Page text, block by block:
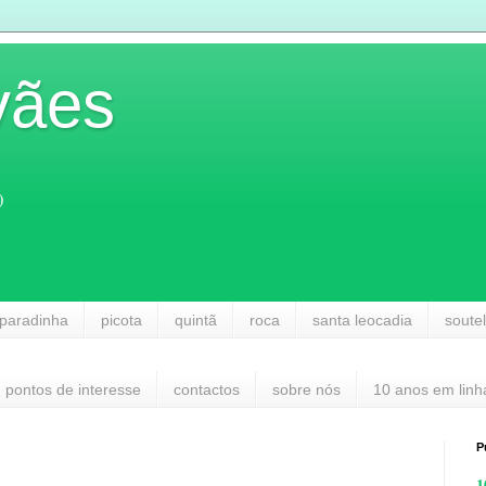
picota quintã roca santa leocadia
pontos de interesse contactos sobre nós 10 anos em